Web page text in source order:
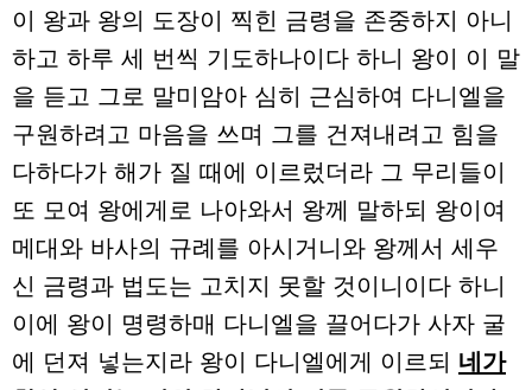
이 왕과 왕의 도장이 찍힌 금령을 존중하지 아니
하고 하루 세 번씩 기도하나이다 하니 왕이 이 말
을 듣고 그로 말미암아 심히 근심하여 다니엘을
구원하려고 마음을 쓰며 그를 건져내려고 힘을
다하다가 해가 질 때에 이르렀더라 그 무리들이
또 모여 왕에게로 나아와서 왕께 말하되 왕이여
메대와 바사의 규례를 아시거니와 왕께서 세우
신 금령과 법도는 고치지 못할 것이니이다 하니
이에 왕이 명령하매 다니엘을 끌어다가 사자 굴
에 던져 넣는지라 왕이 다니엘에게 이르되 네가